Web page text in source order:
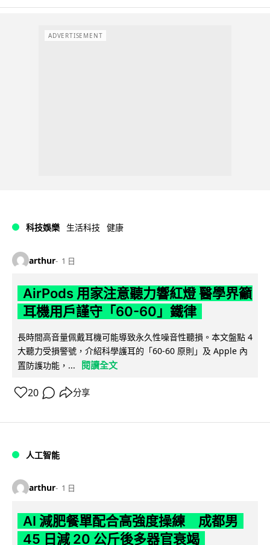
ADVERTISEMENT
科技娛樂 生活科技 健康
arthur 1 日
AirPods 用家注意聽力響紅燈 醫學界籲
耳機用戶謹守「60-60」鐵律
長時間高音量佩戴耳機可能導致永久性噪音性聽損。本文盤點 4
大聽力受損警號，介紹科學護耳的「60-60 原則」及 Apple 內
置防護功能，...
閱讀全文
20 分享
人工智能
arthur 1 日
AI 減肥餐單配合高強度操練 成都男
45 日減 20 公斤後多器官衰竭